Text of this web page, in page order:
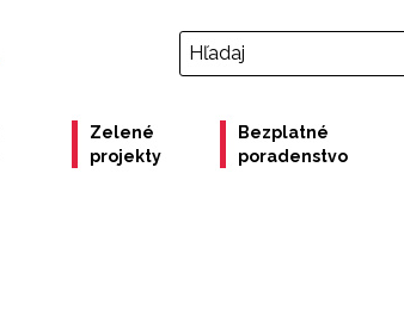
Zelené
projekty
Bezplatné
poradenstvo